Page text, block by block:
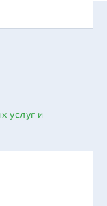
услуг и